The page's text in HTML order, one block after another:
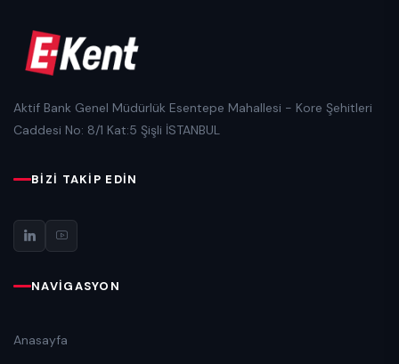
Aktif Bank Genel Müdürlük Esentepe Mahallesi - Kore Şehitleri
Caddesi No: 8/1 Kat:5 Şişli İSTANBUL
BIZI TAKIP EDIN
NAVIGASYON
Anasayfa